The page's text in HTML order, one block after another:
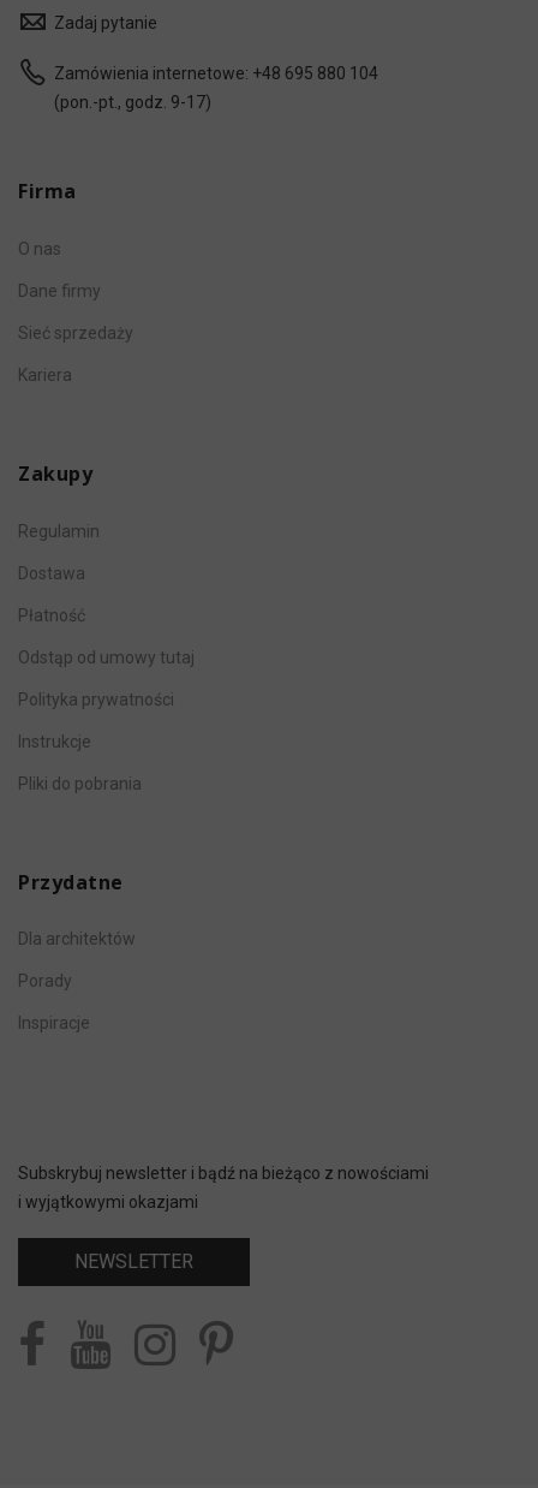
Zadaj pytanie
Zamówienia internetowe: +48 695 880 104
(pon.-pt., godz. 9-17)
Firma
O nas
Dane firmy
Sieć sprzedaży
Kariera
Zakupy
Regulamin
Dostawa
Płatność
Odstąp od umowy tutaj
Polityka prywatności
Instrukcje
Pliki do pobrania
Przydatne
Dla architektów
Porady
Inspiracje
Subskrybuj newsletter i bądź na bieżąco z nowościami
i wyjątkowymi okazjami
NEWSLETTER